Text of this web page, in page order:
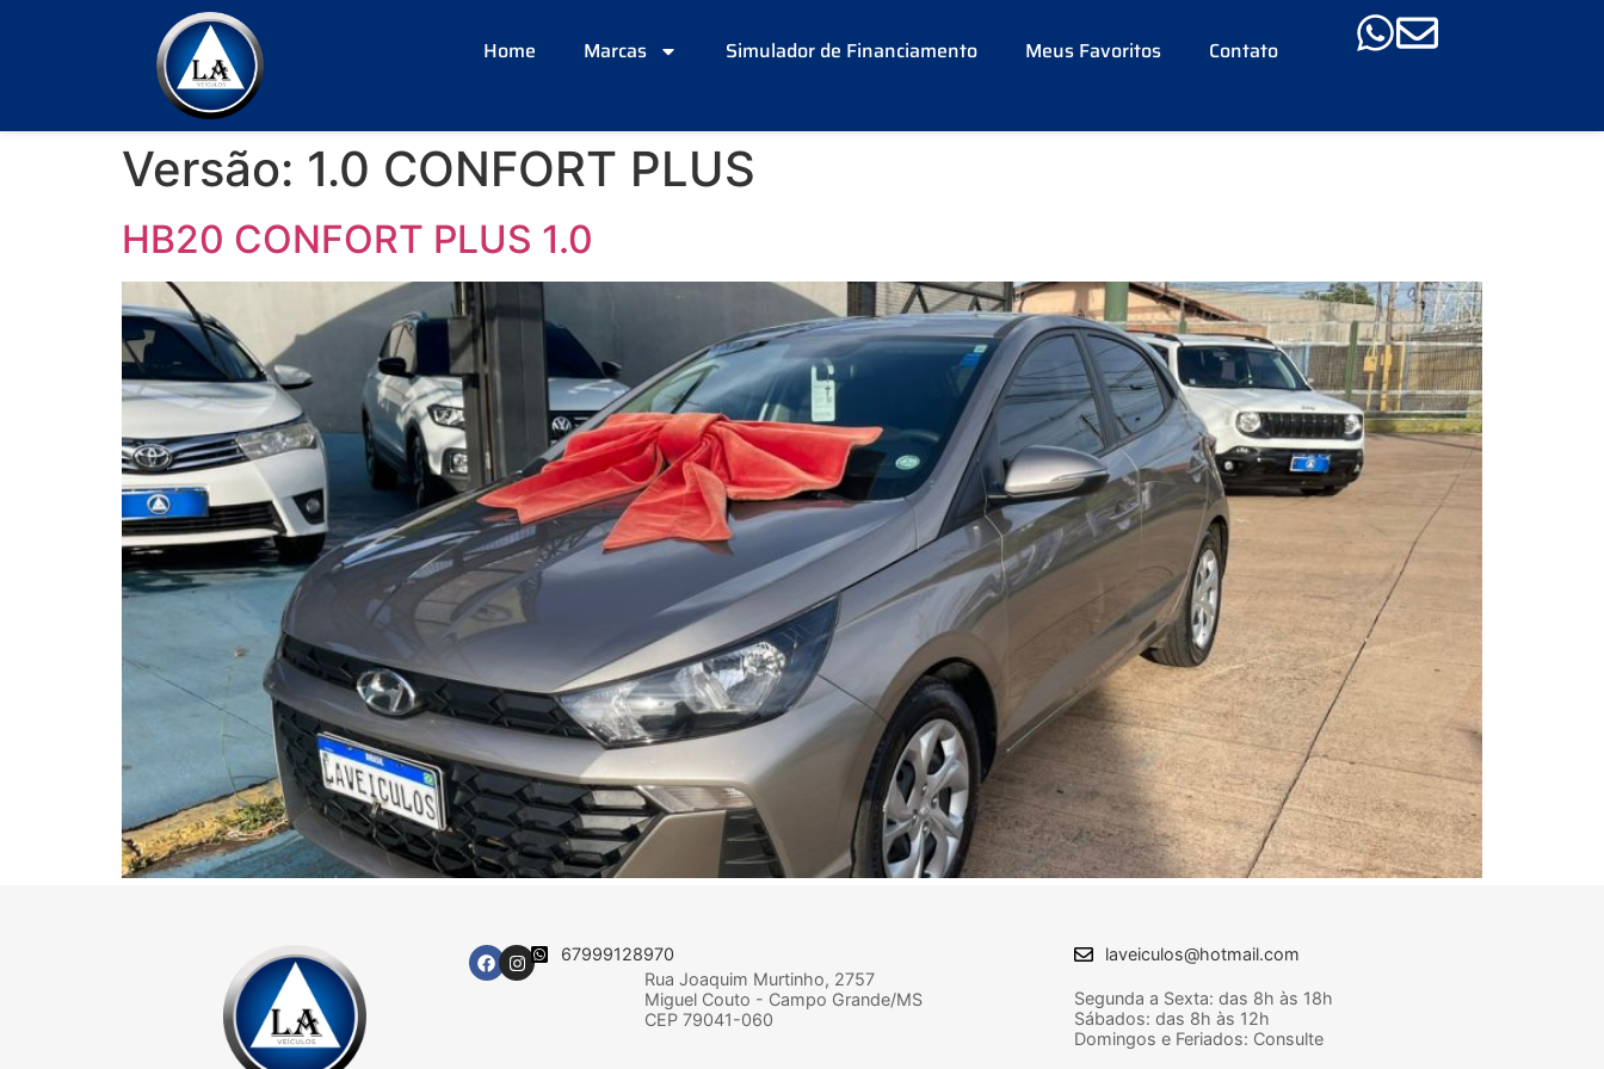
Home Marcas Simulador de Financiamento Meus Favoritos Contato
Versão: 1.0 CONFORT PLUS
HB20 CONFORT PLUS 1.0
67999128970
Rua Joaquim Murtinho, 2757
Miguel Couto - Campo Grande/MS
CEP 79041-060
laveiculos@hotmail.com
Segunda a Sexta: das 8h às 18h
Sábados: das 8h às 12h
Domingos e Feriados: Consulte